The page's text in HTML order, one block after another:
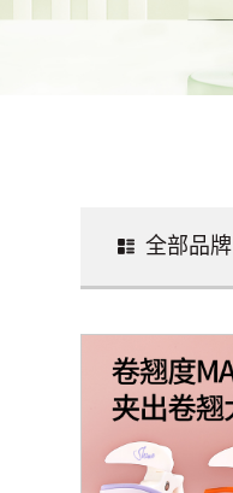
全部品牌